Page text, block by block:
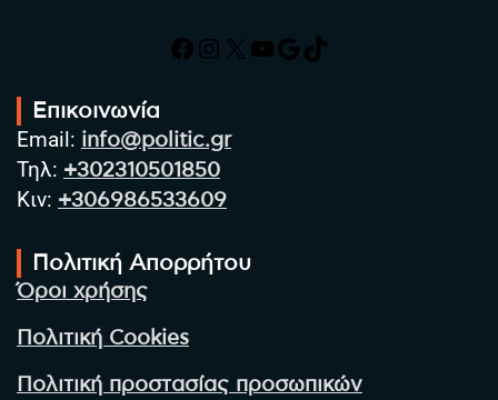
Facebook
Instagram
X YouTube
Google
TikTok
Επικοινωνία
Email: info@politic.gr
Τηλ: +302310501850
Κιν: +306986533609
Πολιτική Απορρήτου
Όροι χρήσης
Πολιτική Cookies
Πολιτική προστασίας προσωπικών